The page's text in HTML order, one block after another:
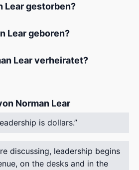
Lear gestorben?
Lear geboren?
Lear verheiratet?
Norman Lear
is dollars.
discussing, leadership begins
on the desks and in the